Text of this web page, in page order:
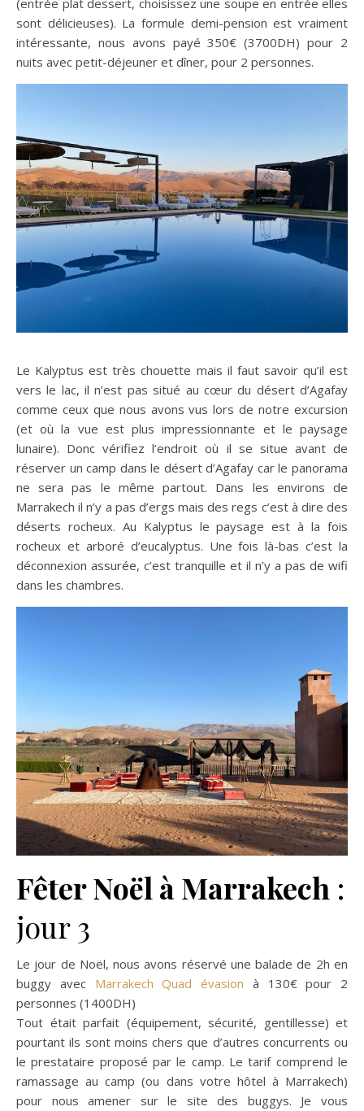
(entrée plat dessert, choisissez une soupe en entrée elles
sont délicieuses). La formule demi-pension est vraiment
intéressante, nous avons payé 350€ (3700DH) pour 2
nuits avec petit-déjeuner et dîner, pour 2 personnes.
Le Kalyptus est très chouette mais il faut savoir qu’il est
vers le lac, il n’est pas situé au cœur du désert d’Agafay
comme ceux que nous avons vus lors de notre excursion
(et où la vue est plus impressionnante et le paysage
lunaire). Donc vérifiez l’endroit où il se situe avant de
réserver un camp dans le désert d’Agafay car le panorama
ne sera pas le même partout. Dans les environs de
Marrakech il n’y a pas d’ergs mais des regs c’est à dire des
déserts rocheux. Au Kalyptus le paysage est à la fois
rocheux et arboré d’eucalyptus. Une fois là-bas c’est la
déconnexion assurée, c’est tranquille et il n’y a pas de wifi
dans les chambres.
Fêter Noël à Marrakech :
jour 3
Le jour de Noël, nous avons réservé une balade de 2h en
buggy avec Marrakech Quad évasion à 130€ pour 2
personnes (1400DH)
Tout était parfait (équipement, sécurité, gentillesse) et
pourtant ils sont moins chers que d’autres concurrents ou
le prestataire proposé par le camp. Le tarif comprend le
ramassage au camp (ou dans votre hôtel à Marrakech)
pour nous amener sur le site des buggys. Je vous